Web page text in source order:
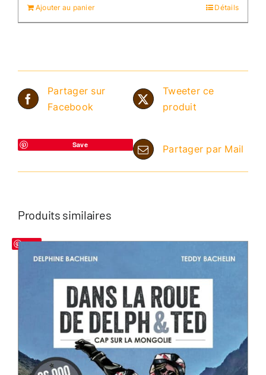
Ajouter au panier Détails
Partager sur
Facebook
Tweeter ce
produit
Save Partager par Mail
Produits similaires
Save